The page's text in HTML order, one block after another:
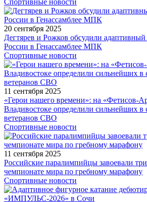
20 сентября 2025
Дегтярев и Рожков обсудили адаптивный
России в Генассамблее МПК
Спортивные новости
11 сентября 2025
«Герои нашего времени»: на «Фетисов-
Владивостоке определили сильнейших в
ветеранов СВО
Спортивные новости
11 сентября 2025
Российские паралимпийцы завоевали
чемпионате мира по гребному марафону
Спортивные новости